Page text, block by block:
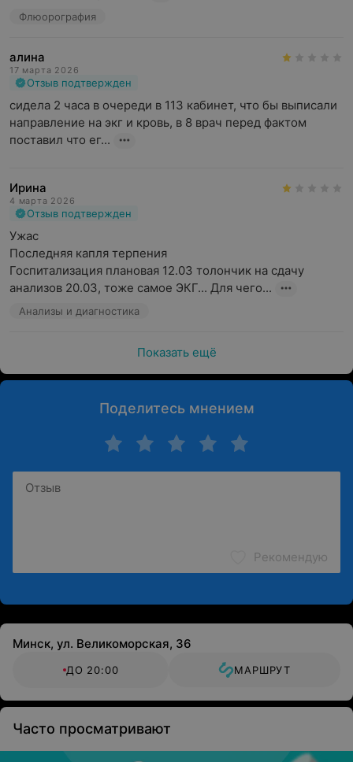
Флюорография
алина
17 марта 2026
Отзыв подтвержден
сидела 2 часа в очереди в 113 кабинет, что бы выписали
направление на экг и кровь, в 8 врач перед фактом
поставил что ег...
Ирина
4 марта 2026
Отзыв подтвержден
Ужас
Последняя капля терпения
Госпитализация плановая 12.03 толончик на сдачу
анализов 20.03, тоже самое ЭКГ... Для чего...
Анализы и диагностика
Показать ещё
Поделитесь мнением
Рекомендую
Минск, ул. Великоморская, 36
ДО 20:00 МАРШРУТ
Часто просматривают